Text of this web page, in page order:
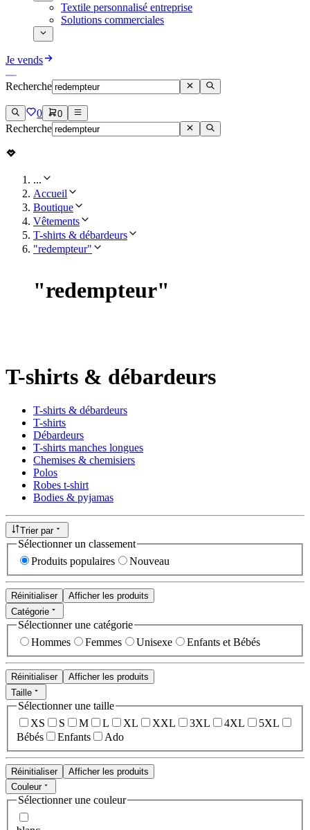
Textile personnalisé entreprise
Solutions commerciales
Je vends
Recherche
0 0
Recherche
...
Accueil
Boutique
Vêtements
T-shirts & débardeurs
"redempteur"
"redempteur"
T-shirts & débardeurs
T-shirts & débardeurs
T-shirts
Débardeurs
T-shirts manches longues
Chemises & chemisiers
Polos
Robes t-shirt
Bodies & pyjamas
Trier par
Sélectionner un classement
Produits populaires
Nouveau
Réinitialiser
Afficher les produits
Catégorie
Sélectionner une catégorie
Hommes
Femmes Unisexe Enfants et Bébés
Réinitialiser
Afficher les produits
Taille
Sélectionner une taille
XS
S M L XL XXL 3XL 4XL
5XL
Bébés
Enfants Ado
Réinitialiser
Afficher les produits
Couleur
Sélectionner une couleur